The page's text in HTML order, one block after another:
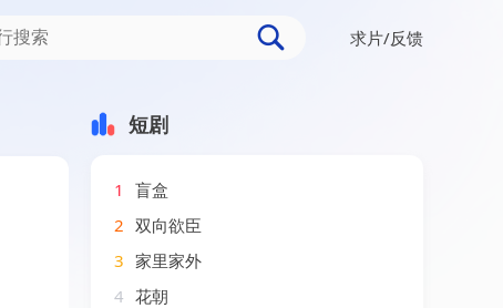
求片/反馈
短剧
1
盲盒
2 双向欲臣
3 家里家外
4 花朝